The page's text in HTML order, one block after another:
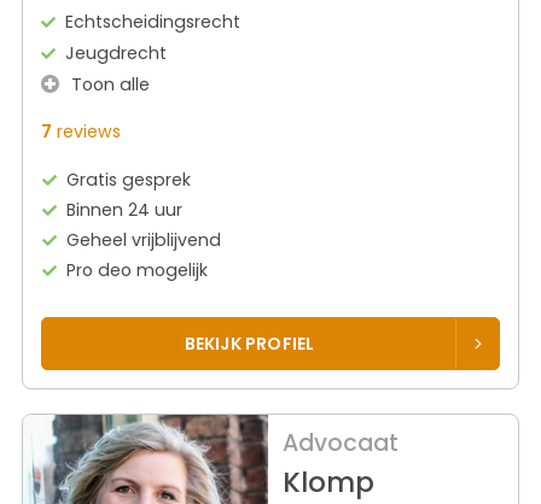
Echtscheidingsrecht
Jeugdrecht
Toon alle
7 reviews
Gratis gesprek
Binnen 24 uur
Geheel vrijblijvend
Pro deo mogelijk
BEKIJK PROFIEL
Advocaat
Klomp